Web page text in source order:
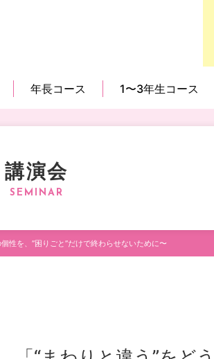
年長コース 1〜3年生コース
講演会
性を、”困りごと”だけで終わらせないために〜